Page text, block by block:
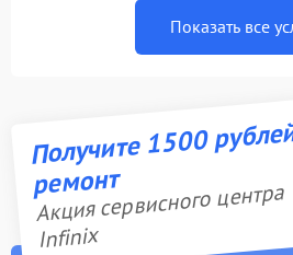
Показать все
Получите 1500
ремонт
Акция сервисного центра
Infinix